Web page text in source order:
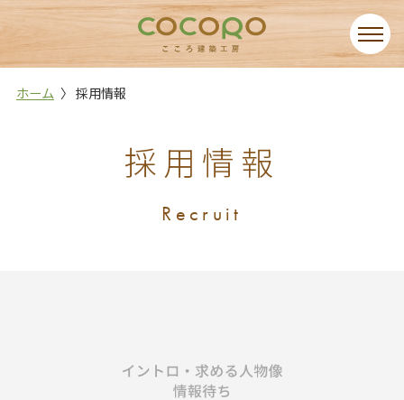
ホーム 採用情報
採用情報
Recruit